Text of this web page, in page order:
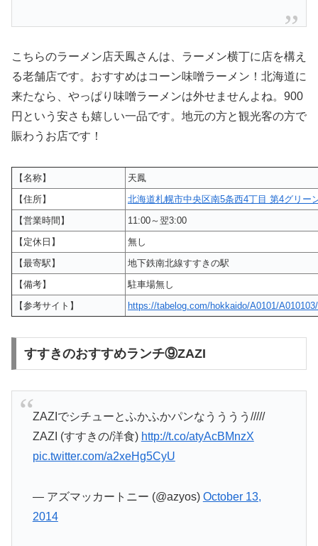
こちらのラーメン店天鳳さんは、ラーメン横丁に店を構え
る老舗店です。おすすめはコーン味噌ラーメン！北海道に
来たなら、やっぱり味噌ラーメンは外せませんよね。900
円という安さも嬉しい一品です。地元の方と観光客の方で
賑わうお店です！
【名称】
天鳳
【住所】
北海道札幌市中央区南5条西4丁目 第4グリー
【営業時間】
11:00～翌3:00
【定休日】
無し
【最寄駅】
地下鉄南北線すすきの駅
【備考】
駐車場無し
【参考サイト】
https://tabelog.com/hokkaido/A0101/
すすきのおすすめランチ⑨ZAZI
ZAZIでシチューとふかふかパンなうううう/////
ZAZI (すすきの/洋食) http://t.co/atyAcBMnzX
pic.twitter.com/a2xeHg5CyU
— アズマッカートニー (@azyos) October 13,
2014